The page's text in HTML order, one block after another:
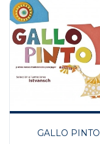
GALLO PINTO